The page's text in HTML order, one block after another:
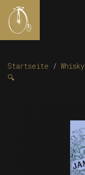
Startseite / Whisky
🔍